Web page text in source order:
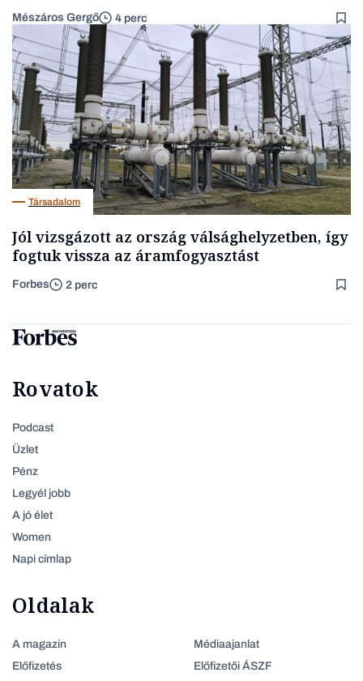
Mészáros Gergő 4 perc
Társadalom
Jól vizsgázott az ország válsághelyzetben, így
fogtuk vissza az áramfogyasztást
Forbes 2 perc
Rovatok
Podcast
Üzlet
Pénz
Legyél jobb
A jó élet
Women
Napi címlap
Oldalak
A magazin
Előfizetés
Médiaajanlat
Előfizetői ÁSZF